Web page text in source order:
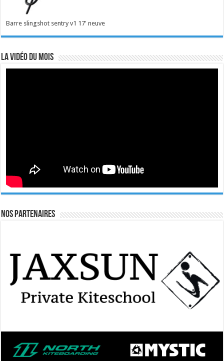
Barre slingshot sentry v1 17' neuve
La vidéo du mois
Nos Partenaires